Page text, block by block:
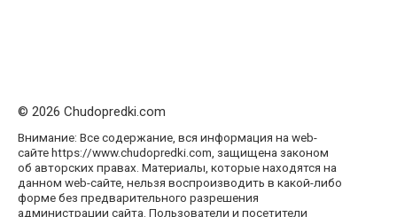
© 2026 Chudopredki.com
Внимание: Все содержание, вся информация на web-
сайте https://www.chudopredki.com, защищена законом
об авторских правах. Материалы, которые находятся на
данном web-сайте, нельзя воспроизводить в какой-либо
форме без предварительного разрешения
администрации сайта. Пользователи и посетители